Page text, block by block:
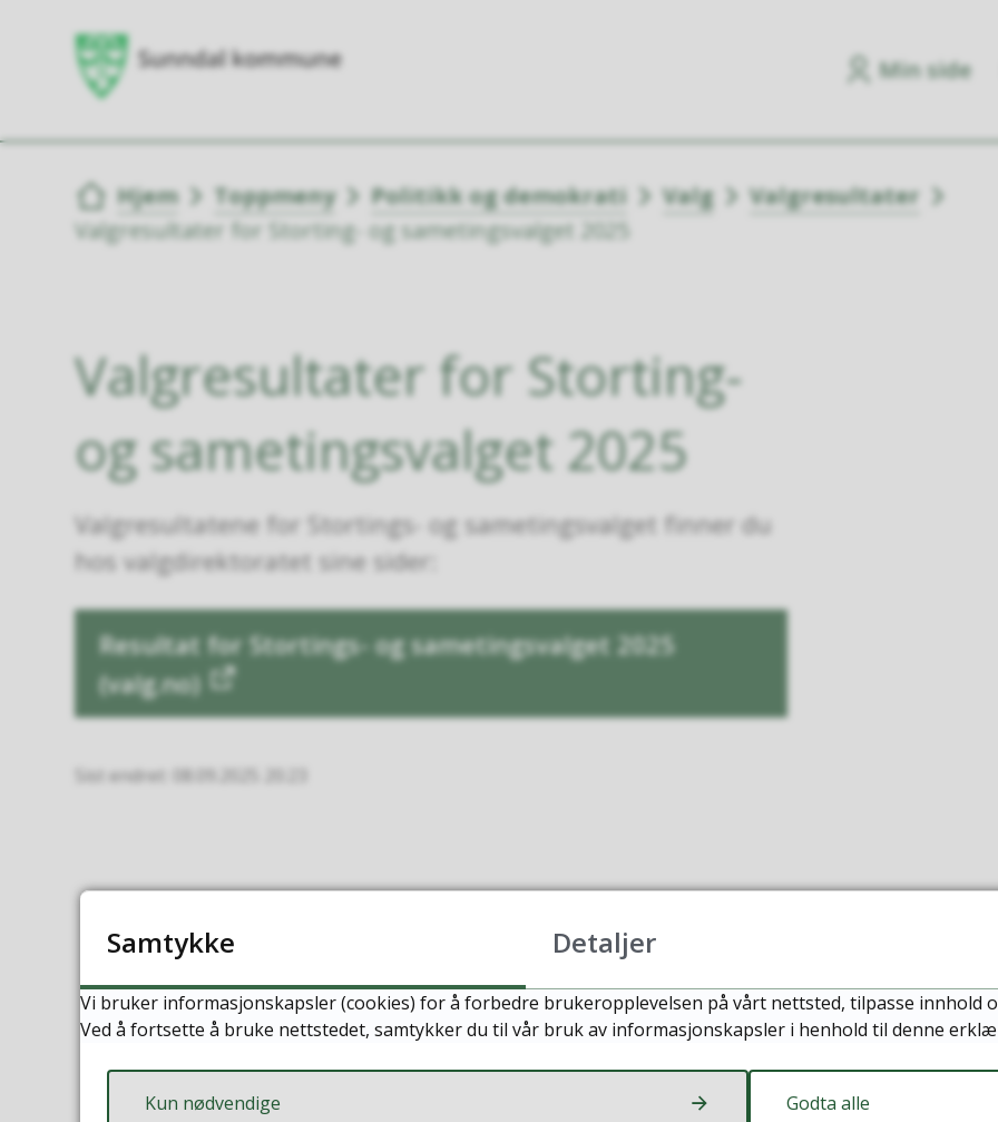
Min side
Du er her:
Hjem Toppmeny Politikk og demokrati Valg
Valgresultater
Valgresultater for Storting- og sametingsvalget 2025
Valgresultater for Storting-
og sametingsvalget 2025
Valgresultatene for Stortings- og sametingsvalget finner du
hos valgdirektoratet sine sider:
Resultat for Stortings- og sametingsvalget 2025
(valg.no)
Sist endret 08.09.2025 20:23
Fant du det du lette etter?
Samtykke Detaljer
Vi bruker informasjonskapsler (cookies) for å forbedre brukeropplevelsen på vårt nettsted, tilpasse innhold
Ved å fortsette å bruke nettstedet, samtykker du til vår bruk av informasjonskapsler i henhold til denne
Kun nødvendige Godta alle